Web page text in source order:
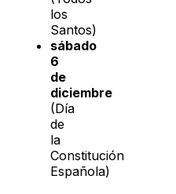
los
Santos)
sábado
6
de
diciembre
(Día
de
la
Constitución
Española)